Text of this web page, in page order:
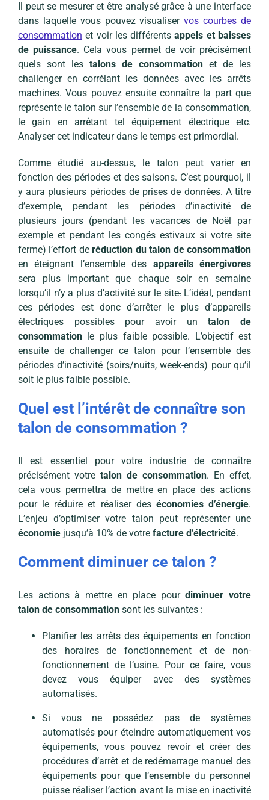
Il peut se mesurer et être analysé grâce à une interface
dans laquelle vous pouvez visualiservos courbes de
consommation et voir les différentsappels et baisses
de puissance. Cela vous permet de voir précisément
quels sont les talons de consommation et de les
challenger en corrélant les données avec les arrêts
machines. Vous pouvez ensuite connaître la part que
représente le talon sur l’ensemble de la consommation,
le gain en arrêtant tel équipement électrique etc.
Analyser cet indicateur dans le temps est primordial.
Comme étudié au-dessus, le talon peut varier en
fonction des périodes et des saisons. C’est pourquoi, il
y aura plusieurs périodes de prises de données. A titre
d’exemple, pendant les périodes d’inactivité de
plusieurs jours (pendant les vacances de Noël par
exemple et pendant les congés estivaux si votre site
ferme) l’effort deréduction du talon de consommation
en éteignant l’ensemble des appareils énergivores
sera plus important que chaque soir en semaine
lorsqu’il n’y a plus d’activité sur le site.L’idéal, pendant
ces périodes est donc d’arrêter le plus d’appareils
électriques possibles pour avoir untalon de
consommationle plus faible possible. L’objectif est
ensuite de challenger ce talon pour l’ensemble des
périodes d’inactivité (soirs/nuits, week-ends) pour qu’il
soit le plus faible possible.
Quel est l’intérêt de connaître son
talon de consommation ?
Il est essentiel pour votre industrie de connaître
précisément votre talon de consommation. En effet,
cela vous permettra de mettre en place des actions
pour le réduire et réaliser des économies d’énergie.
L’enjeu d’optimiser votre talon peut représenter une
économiejusqu’à 10% de votre facture d’électricité.
Comment diminuer ce talon ?
Les actions à mettre en place pourdiminuer votre
talon de consommationsont les suivantes :
Planifier les arrêts des équipements en fonction
des horaires de fonctionnement et de non-
fonctionnement de l’usine. Pour ce faire, vous
devez vous équiper avec des systèmes
automatisés.
Si vous ne possédez pas de systèmes
automatisés pour éteindre automatiquement vos
équipements, vous pouvez revoir et créer des
procédures d’arrêt et de redémarrage manuel des
équipements pour que l’ensemble du personnel
puisse réaliser l’action avant la mise en inactivité